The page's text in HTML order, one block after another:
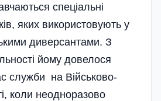
спеціальні
яких використовують у
диверсантами. З
йому довелося
служби на Військово-
коли неоднора­зово